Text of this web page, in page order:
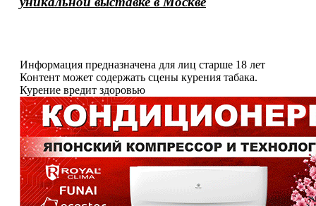
Информация предназначена для лиц старше 18 лет
Контент может содержать сцены курения табака.
Курение вредит здоровью